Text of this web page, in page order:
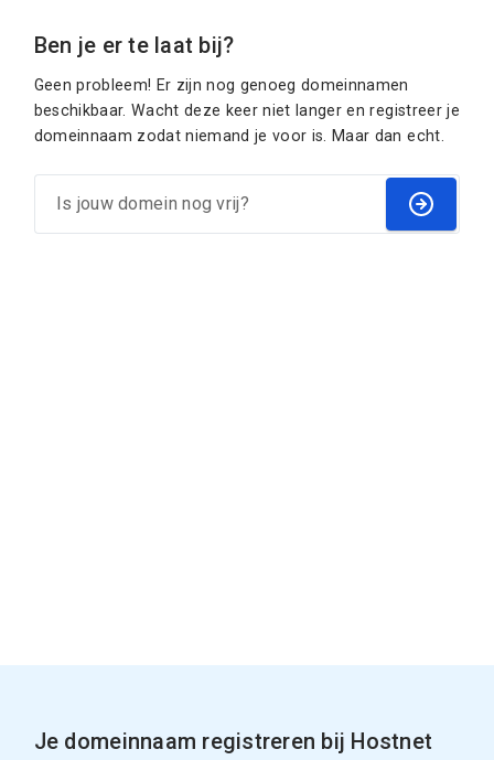
Ben je er te laat bij?
Geen probleem! Er zijn nog genoeg domeinnamen
beschikbaar. Wacht deze keer niet langer en registreer je
domeinnaam zodat niemand je voor is. Maar dan echt.
Je domeinnaam registreren bij Hostnet